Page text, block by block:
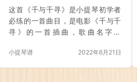
圣不可侵犯的，但同时也是拥有不
了的。 朱砂痣，就是那些热情而奔
放，一举一动都撩拨着我们的心
觉非常的快乐，但同时又有一种强
这首《千与千寻》是小提琴初学者
必练的一首曲目，是电影《千与千
寻》的一首插曲，歌曲名字叫
提琴曲，就不得不说动画电影《千
小提琴谱 2022年6月21日